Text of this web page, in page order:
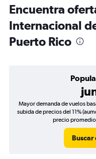
Encuentra
Internacional
Puerto Rico
Mayor demanda de vuelos
subida de precios del 11%
precio promedio
Buscar